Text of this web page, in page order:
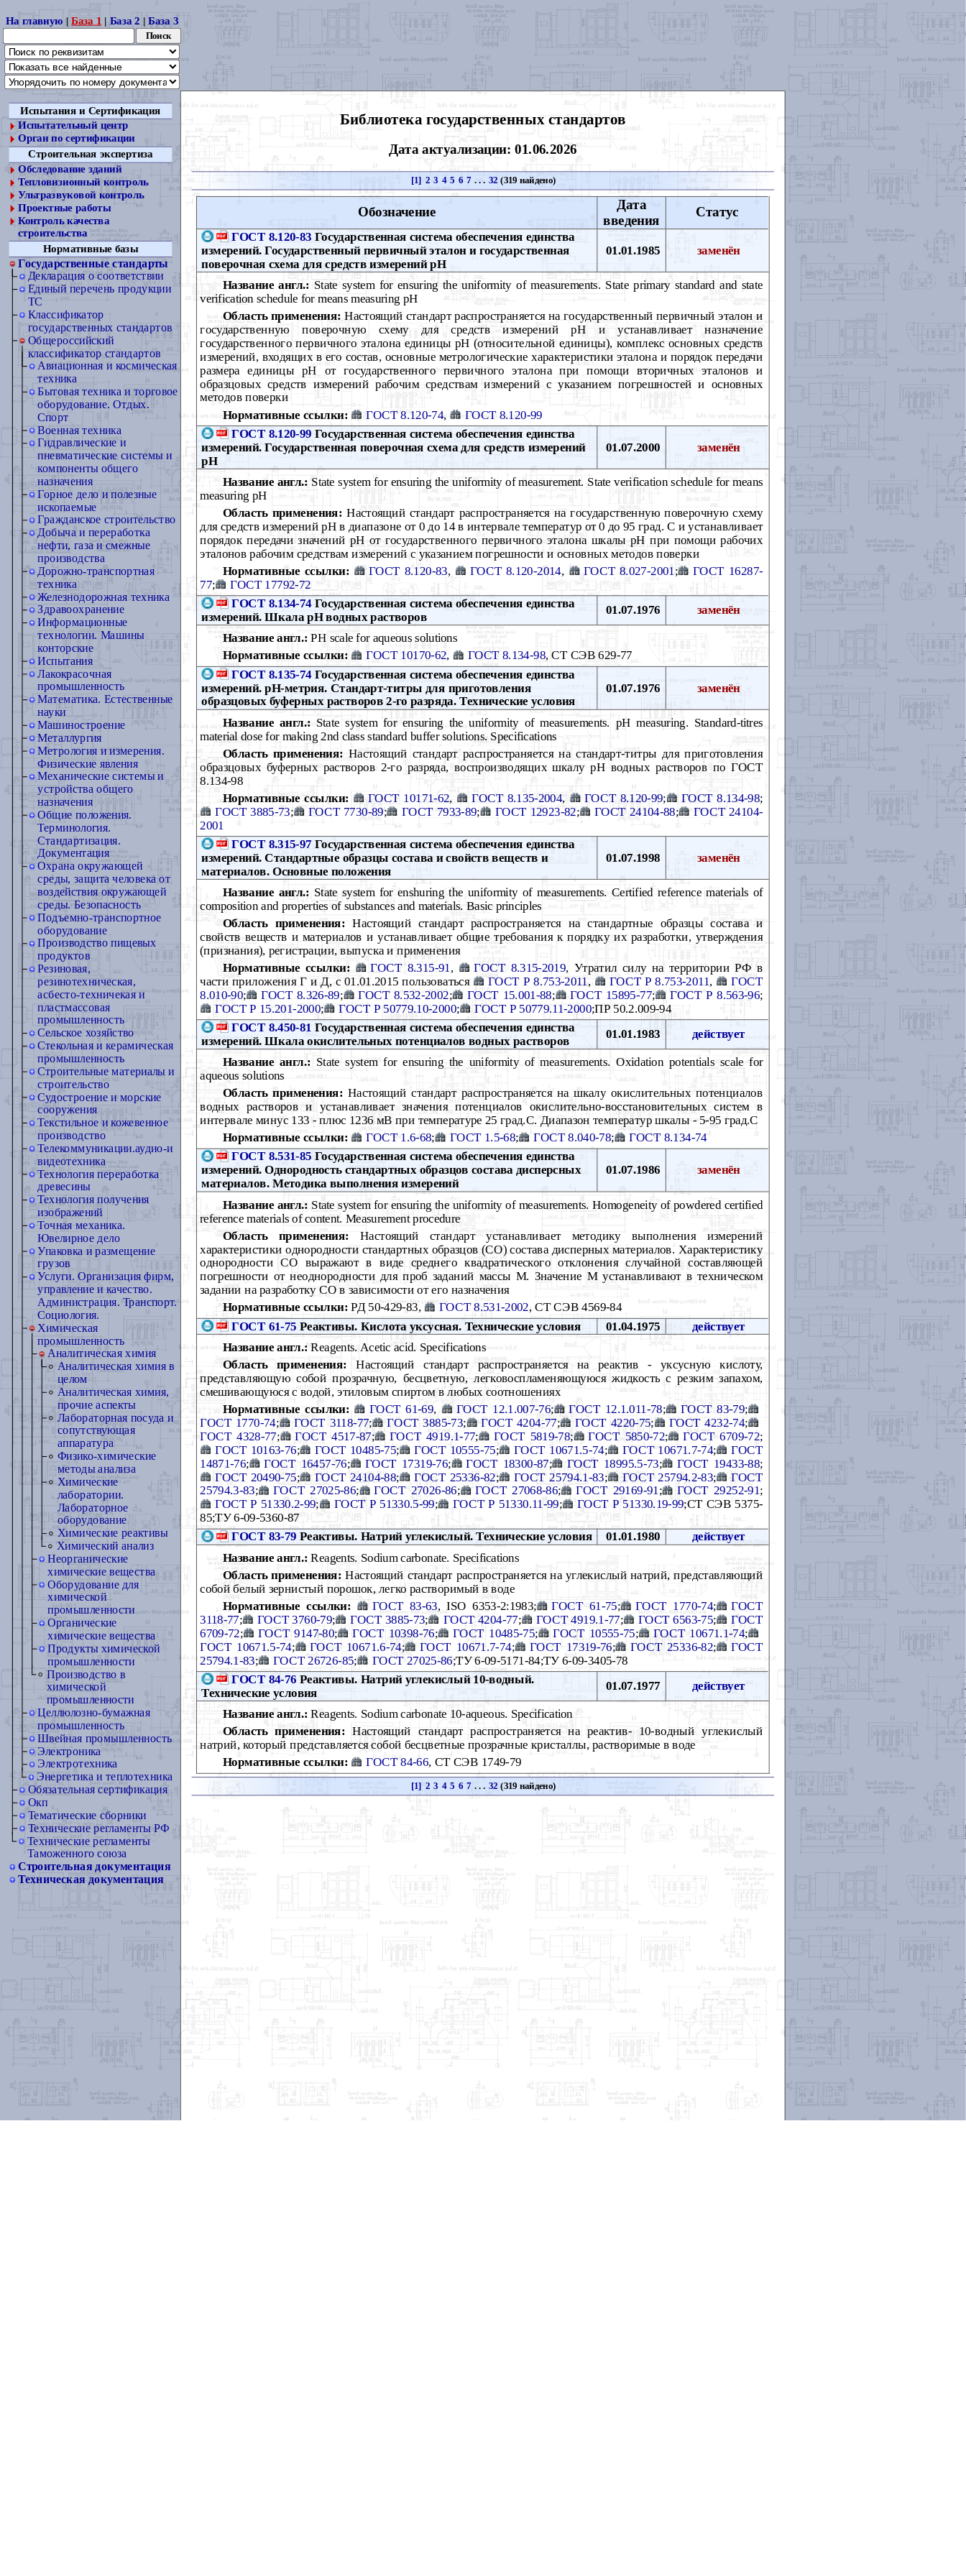
На главную |База 1 | База 2 |База 3
Испытания и Сертификация
Испытательный центр
Орган по сертификации
Строительная экспертиза
Обследование зданий
Тепловизионный контроль
Ультразвуковой контроль
Проектные работы
Контроль качества
строительства
Нормативные базы
Государственные стандарты
Декларация о соответствии
Единый перечень продукции
ТС
Классификатор
государственных стандартов
Общероссийский
классификатор стандартов
Авиационная и космическая
техника
Бытовая техника и торговое
оборудование. Отдых.
Спорт
Военная техника
Гидравлические и
пневматические системы и
компоненты общего
назначения
Горное дело и полезные
ископаемые
Гражданское строительство
Добыча и переработка
нефти, газа и смежные
производства
Дорожно-транспортная
техника
Железнодорожная техника
Здравоохранение
Информационные
технологии. Машины
конторские
Испытания
Лакокрасочная
промышленность
Математика. Естественные
науки
Машиностроение
Металлургия
Метрология и измерения.
Физические явления
Механические системы и
устройства общего
назначения
Общие положения.
Терминология.
Стандартизация.
Документация
Охрана окружающей
среды, защита человека от
воздействия окружающей
среды. Безопасность
Подъемно-транспортное
оборудование
Производство пищевых
продуктов
Резиновая,
резинотехническая,
асбесто-техничекая и
пластмассовая
промышленность
Сельское хозяйство
Стекольная и керамическая
промышленность
Строительные материалы и
строительство
Судостроение и морские
сооружения
Текстильное и кожевенное
производство
Телекоммуникации.аудио-и
видеотехника
Технология переработка
древесины
Технология получения
изображений
Точная механика.
Ювелирное дело
Упаковка и размещение
грузов
Услуги. Организация фирм,
управление и качество.
Администрация. Транспорт.
Социология.
Химическая
промышленность
Аналитическая химия
Аналитическая химия в
целом
Аналитическая химия,
прочие аспекты
Лабораторная посуда и
сопутствующая
аппаратура
Физико-химические
методы анализа
Химические
лаборатории.
Лабораторное
оборудование
Химические реактивы
Химический анализ
Неорганические
химические вещества
Оборудование для
химической
промышленности
Органические
химические вещества
Продукты химической
промышленности
Производство в
химической
промышленности
Целлюлозно-бумажная
промышленность
Швейная промышленность
Электроника
Электротехника
Энергетика и теплотехника
Обязательная сертификация
Окп
Тематические сборники
Технические регламенты РФ
Технические регламенты
Таможенного союза
Строительная документация
Техническая документация
Библиотека государственных стандартов
Дата актуализации: 01.06.2026
[1] 2 3 4 5 6 7 . . . 32 (319 найдено)
Обозначение
Дата
введения
Статус
ГОСТ 8.120-83 Государственная система обеспечения единства
измерений. Государственный первичный эталон и государственная
поверочная схема для средств измерений рН
01.01.1985 заменён
Название англ.: State system for ensuring the uniformity of measurements. State primary standard and state
verification schedule for means measuring pH
Область применения: Настоящий стандарт распространяется на государственный первичный эталон и
государственную поверочную схему для средств измерений pH и устанавливает назначение
государственного первичного эталона единицы pH (относительной единицы), комплекс основных средств
измерений, входящих в его состав, основные метрологические характеристики эталона и порядок передачи
размера единицы pH от государственного первичного эталона при помощи вторичных эталонов и
образцовых средств измерений рабочим средствам измерений с указанием погрешностей и основных
методов поверки
Нормативные ссылки:
ГОСТ 8.120-74,
ГОСТ 8.120-99
ГОСТ 8.120-99 Государственная система обеспечения единства
измерений. Государственная поверочная схема для средств измерений
pH
01.07.2000 заменён
Название англ.: State system for ensuring the uniformity of measurement. State verification schedule for means
measuring pH
Область применения: Настоящий стандарт распространяется на государственную поверочную схему
для средств измерений pH в диапазоне от 0 до 14 в интервале температур от 0 до 95 град. С и устанавливает
порядок передачи значений pH от государственного первичного эталона шкалы рН при помощи рабочих
эталонов рабочим средствам измерений с указанием погрешности и основных методов поверки
Нормативные ссылки:
ГОСТ 8.120-83, ГОСТ 8.120-2014, ГОСТ 8.027-2001 ;
ГОСТ 16287-
77;
ГОСТ 17792-72
ГОСТ 8.134-74Государственная система обеспечения единства
измерений. Шкала pH водных растворов
01.07.1976 заменён
Название англ.: PH scale for aqueous solutions
Нормативные ссылки: ГОСТ 10170-62, ГОСТ 8.134-98, СТ СЭВ 629-77
ГОСТ 8.135-74Государственная система обеспечения единства
измерений. pH-метрия. Стандарт-титры для приготовления
образцовых буферных растворов 2-го разряда. Технические условия
01.07.1976 заменён
Название англ.:State system for ensuring the uniformity of measurements. pH measuring. Standard-titres
material dose for making 2nd class standard buffer solutions. Specifications
Область применения: Настоящий стандарт распространяется на стандарт-титры для приготовления
образцовых буферных растворов 2-го разряда, воспроизводящих шкалу рН водных растворов по ГОСТ
8.134-98
Нормативные ссылки:
ГОСТ 10171-62, ГОСТ 8.135-2004, ГОСТ 8.120-99; ГОСТ 8.134-98;
ГОСТ 3885-73; ГОСТ 7730-89; ГОСТ 7933-89; ГОСТ 12923-82; ГОСТ 24104-88; ГОСТ 24104-
2001
ГОСТ 8.315-97 Государственная система обеспечения единства
измерений. Стандартные образцы состава и свойств веществ и
материалов. Основные положения
01.07.1998 заменён
Название англ.: State system for enshuring the uniformity of measurements. Certified reference materials of
composition and properties of substances and materials. Basic principles
Область применения: Настоящий стандарт распространяется на стандартные образцы состава и
свойств веществ и материалов и устанавливает общие требования к порядку их разработки, утверждения
(признания), регистрации, выпуска и применения
Нормативные ссылки:
ГОСТ 8.315-91 , ГОСТ 8.315-2019, Утратил силу на территории РФ в
части приложения Г и Д, с 01.01.2015 пользоваться
ГОСТ Р 8.753-2011, ГОСТ Р 8.753-2011, ГОСТ
8.010-90; ГОСТ 8.326-89; ГОСТ 8.532-2002; ГОСТ 15.001-88; ГОСТ 15895-77; ГОСТ Р 8.563-96;
ГОСТ Р 15.201-2000; ГОСТ Р 50779.10-2000; ГОСТ Р 50779.11-2000;ПР 50.2.009-94
ГОСТ 8.450-81 Государственная система обеспечения единства
измерений. Шкала окислительных потенциалов водных растворов
01.01.1983 действует
Название англ.: State system for ensuring the uniformity of measurements. Oxidation potentials scale for
aqueous solutions
Область применения:Настоящий стандарт распространяется на шкалу окислительных потенциалов
водных растворов и устанавливает значения потенциалов окислительно-восстановительных систем в
интервале минус 133 - плюс 1236 мВ при температуре 25 град.С. Диапазон температур шкалы - 5-95 град.С
Нормативные ссылки:
ГОСТ 1.6-68; ГОСТ 1.5-68; ГОСТ 8.040-78;
ГОСТ 8.134-74
ГОСТ 8.531-85 Государственная система обеспечения единства
измерений. Однородность стандартных образцов состава дисперсных
материалов. Методика выполнения измерений
01.07.1986 заменён
Название англ.: State system for ensuring the uniformity of measurements. Homogeneity of powdered certified
reference materials of content. Measurement procedure
Область применения: Настоящий стандарт устанавливает методику выполнения измерений
характеристики однородности стандартных образцов (СО) состава дисперных материалов. Характеристику
однородности СО выражают в виде среднего квадратического отклонения случайной составляющей
погрешности от неоднородности для проб заданий массы М. Значение М устанавливают в техническом
задании на разработку СО в зависимости от его назначения
Нормативные ссылки:РД 50-429-83, ГОСТ 8.531-2002, СТ СЭВ 4569-84
ГОСТ 61-75 Реактивы. Кислота уксусная. Технические условия 01.04.1975
действует
Название англ.:Reagents. Acetic acid. Specifications
Область применения: Настоящий стандарт распространяется на реактив - уксусную кислоту,
представляющую собой прозрачную, бесцветную, легковоспламеняющуюся жидкость с резким запахом,
смешивающуюся с водой, этиловым спиртом в любых соотношениях
Нормативные ссылки: ГОСТ 61-69, ГОСТ 12.1.007-76; ГОСТ 12.1.011-78; ГОСТ 83-79;
ГОСТ 1770-74; ГОСТ 3118-77; ГОСТ 3885-73; ГОСТ 4204-77; ГОСТ 4220-75; ГОСТ 4232-74;
ГОСТ 4328-77; ГОСТ 4517-87; ГОСТ 4919.1-77; ГОСТ 5819-78; ГОСТ 5850-72; ГОСТ 6709-72;
ГОСТ 10163-76; ГОСТ 10485-75; ГОСТ 10555-75; ГОСТ 10671.5-74; ГОСТ 10671.7-74;
ГОСТ
14871-76; ГОСТ 16457-76; ГОСТ 17319-76; ГОСТ 18300-87; ГОСТ 18995.5-73; ГОСТ 19433-88;
ГОСТ 20490-75; ГОСТ 24104-88; ГОСТ 25336-82; ГОСТ 25794.1-83; ГОСТ 25794.2-83; ГОСТ
25794.3-83; ГОСТ 27025-86; ГОСТ 27026-86; ГОСТ 27068-86; ГОСТ 29169-91 ; ГОСТ 29252-91;
ГОСТ Р 51330.2-99; ГОСТ Р 51330.5-99; ГОСТ Р 51330.11-99; ГОСТ Р 51330.19-99;СТ СЭВ 5375-
85;ТУ 6-09-5360-87
ГОСТ 83-79 Реактивы. Натрий углекислый. Технические условия 01.01.1980
действует
Название англ.: Reagents. Sodium carbonate. Specifications
Область применения: Настоящий стандарт распространяется на углекислый натрий, представляющий
собой белый зернистый порошок, легко растворимый в воде
Нормативные ссылки:
ГОСТ 83-63, ISO 6353-2:1983; ГОСТ 61-75; ГОСТ 1770-74; ГОСТ
3118-77; ГОСТ 3760-79; ГОСТ 3885-73; ГОСТ 4204-77; ГОСТ 4919.1-77; ГОСТ 6563-75; ГОСТ
6709-72; ГОСТ 9147-80; ГОСТ 10398-76; ГОСТ 10485-75; ГОСТ 10555-75; ГОСТ 10671.1-74;
ГОСТ 10671.5-74; ГОСТ 10671.6-74; ГОСТ 10671.7-74; ГОСТ 17319-76; ГОСТ 25336-82;
ГОСТ
25794.1-83; ГОСТ 26726-85; ГОСТ 27025-86;ТУ 6-09-5171-84;ТУ 6-09-3405-78
ГОСТ 84-76 Реактивы. Натрий углекислый 10-водный.
Технические условия
01.07.1977 действует
Название англ.: Reagents. Sodium carbonate 10-aqueous. Specification
Область применения: Настоящий стандарт распространяется на реактив- 10-водный углекислый
натрий, который представляется собой бесцветные прозрачные кристаллы, растворимые в воде
Нормативные ссылки:
ГОСТ 84-66, СТ СЭВ 1749-79
[1] 2 3 4 5 6 7 . . . 32 (319 найдено)